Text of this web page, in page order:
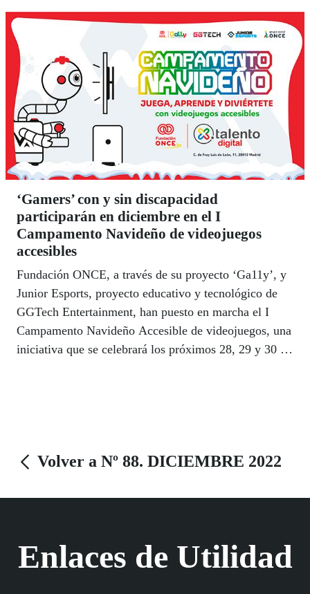
‘Gamers’ con y sin discapacidad
participarán en diciembre en el I
Campamento Navideño de videojuegos
accesibles
Fundación ONCE, a través de su proyecto ‘Ga11y’, y
Junior Esports, proyecto educativo y tecnológico de
GGTech Entertainment, han puesto en marcha el I
Campamento Navideño Accesible de videojuegos, una
iniciativa que se celebrará los próximos 28, 29 y 30 de
Volver a Nº 88. DICIEMBRE 2022
Enlaces de Utilidad